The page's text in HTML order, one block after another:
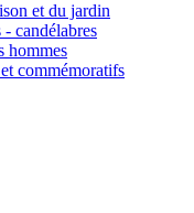
et du jardin
candélabres
hommes
commémoratifs